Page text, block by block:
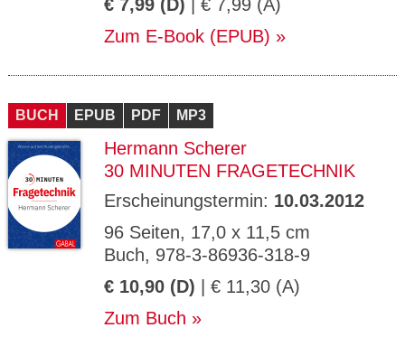
€ 7,99 (D) | € 7,99 (A)
Zum E-Book (EPUB)
BUCH EPUB PDF MP3
Hermann Scherer
30 MINUTEN FRAGETECHNIK
Erscheinungstermin: 10.03.2012
96 Seiten, 17,0 x 11,5 cm
Buch, 978-3-86936-318-9
€ 10,90 (D) | € 11,30 (A)
Zum Buch